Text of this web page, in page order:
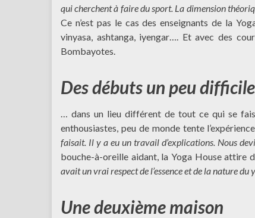
qui cherchent à faire du sport. La dimension
Ce n’est pas le cas des enseignants de la
vinyasa, ashtanga, iyengar…. Et avec des
Bombayotes.
Des débuts un peu
… dans un lieu différent de tout ce qui se
enthousiastes, peu de monde tente
faisait. Il y a eu un travail d’explications. Nous
bouche-à-oreille aidant, la Yoga House attire
avait un vrai respect de l’essence et de la nature du
Une deuxième maison